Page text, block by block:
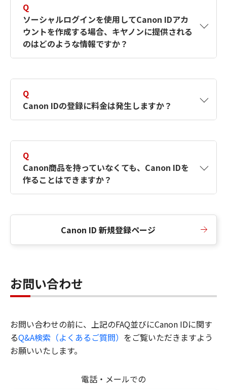
す。詳しい作成方法は【カメラ】Canon IDとは
何ですか？Canon IDの作成方法は？をご確認く
ださい。
Q
ソーシャルログインを使用してCanon IDアカ
ウントを作成する場合、キヤノンに提供される
のはどのような情報ですか？
択したサービスから取得します。アカウントを
簡単に作成できるように、この情報を使用して
Canon IDの登録フォームを入力します。
Q
Canon IDの登録に料金は発生しますか？
Q
Canon商品を持っていなくても、Canon IDを
作ることはできますか？
Canon ID 新規登録ページ
お問い合わせ
お問い合わせの前に、上記のFAQ並びにCanon IDに関す
るQ&A検索（よくあるご質問） をご覧いただきますよう
お願いいたします。
電話・メールでの